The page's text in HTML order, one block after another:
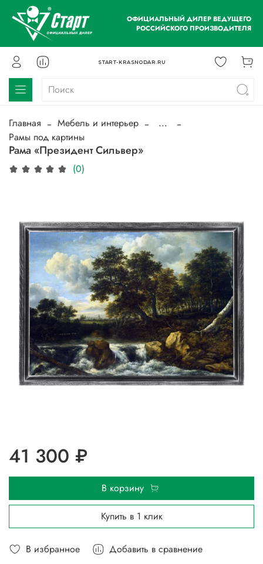
ОФИЦИАЛЬНЫЙ ДИЛЕР ВЕДУЩЕГО
РОССИЙСКОГО ПРОИЗВОДИТЕЛЯ
START-KRASNODAR.RU
Главная Мебель и интерьер
...
Рамы под картины
Рама «Президент Сильвер»
(0)
В избранное Добавить в сравнение
41 300 ₽
В корзину
Купить в 1 клик